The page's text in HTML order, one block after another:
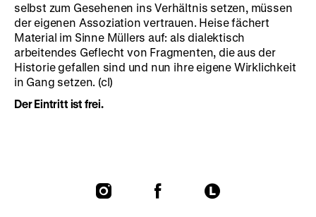
selbst zum Gesehenen ins Verhältnis setzen, müssen
der eigenen Assoziation vertrauen. Heise fächert
Material im Sinne Müllers auf: als dialektisch
arbeitendes Geflecht von Fragmenten, die aus der
Historie gefallen sind und nun ihre eigene Wirklichkeit
in Gang setzen. (cl)
Der Eintritt ist frei.
To
To
To